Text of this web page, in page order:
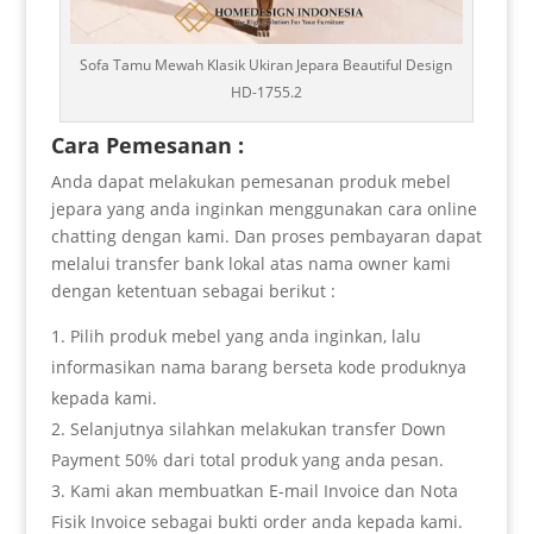
Sofa Tamu Mewah Klasik Ukiran Jepara Beautiful Design
HD-1755.2
Cara Pemesanan :
Anda dapat melakukan pemesanan produk mebel
jepara yang anda inginkan menggunakan cara online
chatting dengan kami. Dan proses pembayaran dapat
melalui transfer bank lokal atas nama owner kami
dengan ketentuan sebagai berikut :
Pilih produk mebel yang anda inginkan, lalu
informasikan nama barang berseta kode produknya
kepada kami.
Selanjutnya silahkan melakukan transfer Down
Payment 50% dari total produk yang anda pesan.
Kami akan membuatkan E-mail Invoice dan Nota
Fisik Invoice sebagai bukti order anda kepada kami.